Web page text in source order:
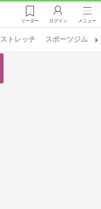
リーダー ログイン メニュー
ストレッチ スポーツジム